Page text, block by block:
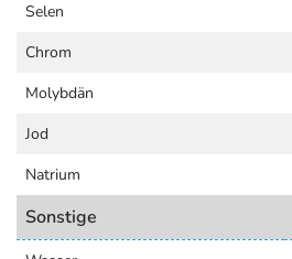
Selen
Chrom
Molybdän
Jod
Natrium
Sonstige